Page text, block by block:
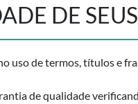
DE
uso de termos, títulos e
de qualidade